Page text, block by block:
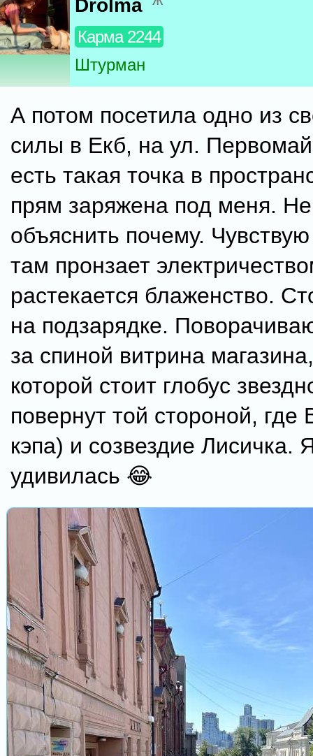
Drolma
Карма 2244
Штурман
А потом посетила одно из
силы в Екб, на ул.
есть такая точка в
прям заряжена под меня.
объяснить почему.
там пронзает
растекается блаженство.
на подзарядке.
за спиной витрина
которой стоит глобус
повернут той стороной, где
кэпа) и созвездие Лисичка.
удивилась 😂